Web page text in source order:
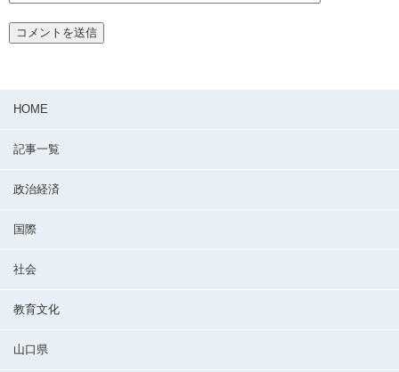
HOME
記事一覧
政治経済
国際
社会
教育文化
山口県